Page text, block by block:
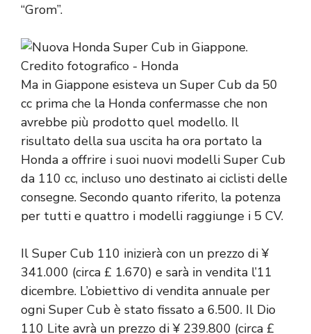
“Grom”.
Ma in Giappone esisteva un Super Cub da 50
cc prima che la Honda confermasse che non
avrebbe più prodotto quel modello. Il
risultato della sua uscita ha ora portato la
Honda a offrire i suoi nuovi modelli Super Cub
da 110 cc, incluso uno destinato ai ciclisti delle
consegne. Secondo quanto riferito, la potenza
per tutti e quattro i modelli raggiunge i 5 CV.
Il Super Cub 110 inizierà con un prezzo di ¥
341.000 (circa £ 1.670) e sarà in vendita l’11
dicembre. L’obiettivo di vendita annuale per
ogni Super Cub è stato fissato a 6.500. Il Dio
110 Lite avrà un prezzo di ¥ 239.800 (circa £